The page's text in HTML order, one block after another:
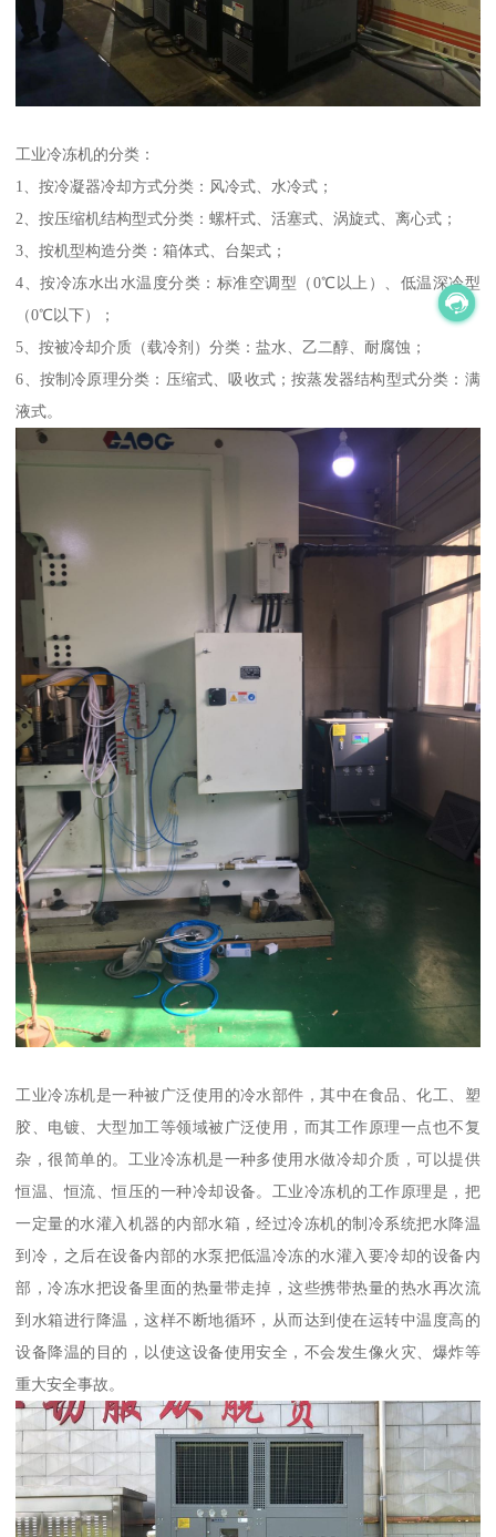
工业冷冻机的分类：
1、按冷凝器冷却方式分类：风冷式、水冷式；
2、按压缩机结构型式分类：螺杆式、活塞式、涡旋式、离心式；
3、按机型构造分类：箱体式、台架式；
4、按冷冻水出水温度分类：标准空调型（0℃以上）、低温深冷型
（0℃以下）；
5、按被冷却介质（载冷剂）分类：盐水、乙二醇、耐腐蚀；
6、按制冷原理分类：压缩式、吸收式；按蒸发器结构型式分类：满
液式。
工业冷冻机是一种被广泛使用的冷水部件，其中在食品、化工、塑
胶、电镀、大型加工等领域被广泛使用，而其工作原理一点也不复
杂，很简单的。工业冷冻机是一种多使用水做冷却介质，可以提供
恒温、恒流、恒压的一种冷却设备。工业冷冻机的工作原理是，把
一定量的水灌入机器的内部水箱，经过冷冻机的制冷系统把水降温
到冷，之后在设备内部的水泵把低温冷冻的水灌入要冷却的设备内
部，冷冻水把设备里面的热量带走掉，这些携带热量的热水再次流
到水箱进行降温，这样不断地循环，从而达到使在运转中温度高的
设备降温的目的，以使这设备使用安全，不会发生像火灾、爆炸等
重大安全事故。